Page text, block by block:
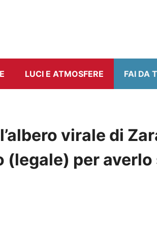
LUCI E ATMOSFERE FAI DA
virale di
per averlo